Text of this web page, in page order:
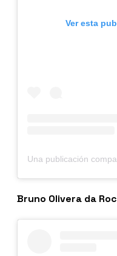
Ver esta
Bruno Olivera da